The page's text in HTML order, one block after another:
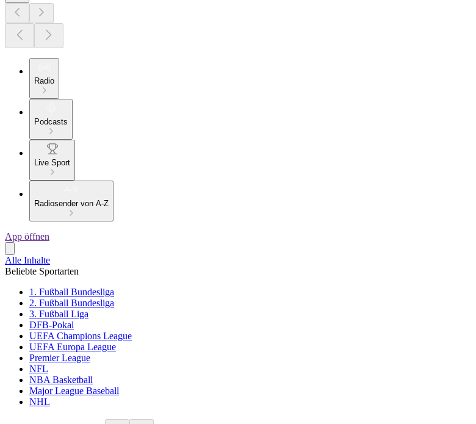
Radio
Podcasts
Live Sport
Radiosender von A-Z
App öffnen
Alle Inhalte
Beliebte Sportarten
1. Fußball Bundesliga
2. Fußball Bundesliga
3. Fußball Liga
DFB-Pokal
UEFA Champions League
UEFA Europa League
Premier League
NFL
NBA Basketball
Major League Baseball
NHL